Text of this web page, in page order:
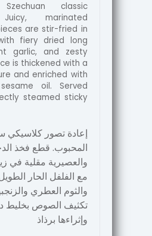
classic
marinated
are stir-fried in
fiery dried long
garlic, and zesty
is thickened with a
and enriched with
oil. Served
steamed sticky
إعادة تصور كلاسيكي
المحبوب. قطع فخذ
والعصيرية مقلية في
مع الفلفل الحار
والثوم العطري
تكثيف الصوص بخليط
وإثراءها برذاذ